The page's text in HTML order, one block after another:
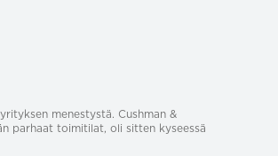
menestystä. Cushman &
parhaat toimitilat, oli sitten kyseessä